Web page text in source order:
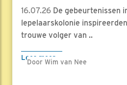
16.07.26 De gebeurtenissen
lepelaarskolonie
trouwe volger van ..
Lees meer
Door Wim van Nee